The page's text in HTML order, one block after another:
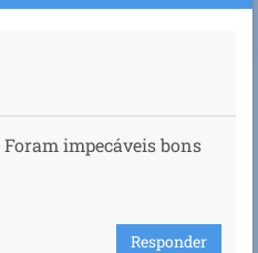
impecáveis bons
Responder